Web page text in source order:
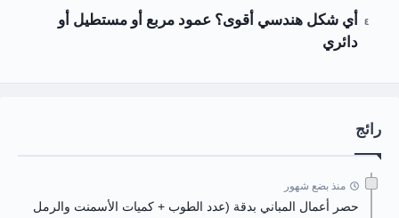
أي شكل هندسي أقوى؟ عمود مربع أو مستطيل أو
دائري
رائج
منذ بضع شهور
حصر أعمال المباني بدقة (عدد الطوب + كميات الأسمنت والرمل